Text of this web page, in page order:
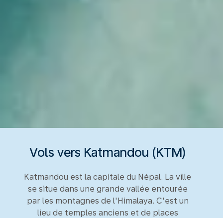
Vols vers Katmandou (KTM)
Katmandou est la capitale du Népal. La ville
se situe dans une grande vallée entourée
par les montagnes de l'Himalaya. C'est un
lieu de temples anciens et de places